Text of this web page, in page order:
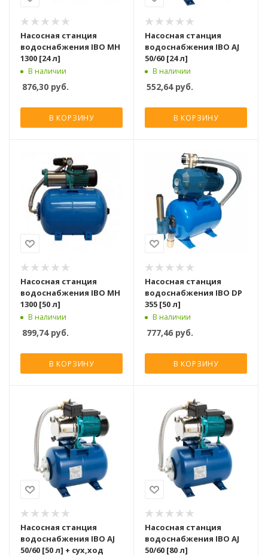
Насосная станция
водоснабжения IBO MH
1300 [24 л]
В наличии
876,30 руб.
В КОРЗИНУ
Насосная станция
водоснабжения IBO AJ
50/60 [24 л]
В наличии
552,64руб.
В КОРЗИНУ
Насосная станция
водоснабжения IBO MH
1300 [50 л]
В наличии
899,74руб.
В КОРЗИНУ
Насосная станция
водоснабжения IBO DP
355 [50 л]
В наличии
777,46 руб.
В КОРЗИНУ
Насосная станция
водоснабжения IBO AJ
50/60 [50 л] + сух,ход
Насосная станция
водоснабжения IBO AJ
50/60 [80 л]